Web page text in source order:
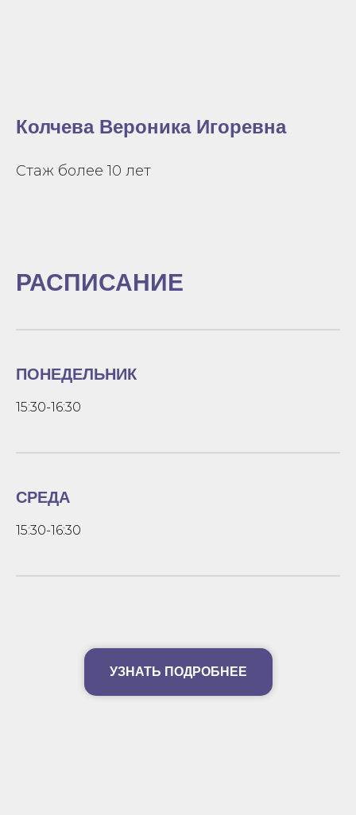
Колчева Вероника Игоревна
Стаж более 10 лет
РАСПИСАНИЕ
ПОНЕДЕЛЬНИК
15:30-16:30
СРЕДА
15:30-16:30
УЗНАТЬ ПОДРОБНЕЕ